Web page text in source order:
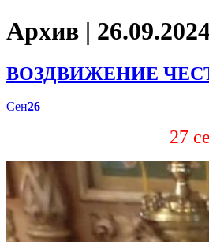
Архив |
ВОЗДВИЖЕНИЕ
Сен26
27